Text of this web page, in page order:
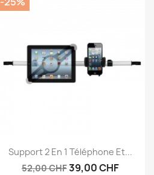
Anteprima
Support 2 En 1 Téléphone Et...
52,00 CHF39,00 CHF